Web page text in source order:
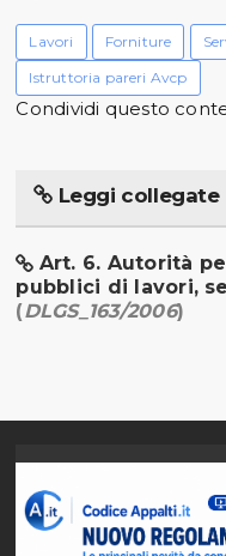
Lavori Forniture
Istruttoria pareri Avcp
Condividi questo
Leggi collegate
Art. 6. Autorità
pubblici di lavori,
(DLGS_163/2006)